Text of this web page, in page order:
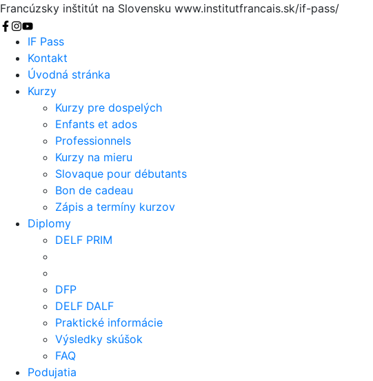
Francúzsky inštitút na Slovensku www.institutfrancais.sk/if-pass/
Vyhľadať
IF Pass
Kontakt
Úvodná stránka
Kurzy
Kurzy pre dospelých
Enfants et ados
Professionnels
Kurzy na mieru
Slovaque pour débutants
Bon de cadeau
Zápis a termíny kurzov
Diplomy
DELF PRIM
DFP
DELF DALF
Praktické informácie
Výsledky skúšok
FAQ
Podujatia